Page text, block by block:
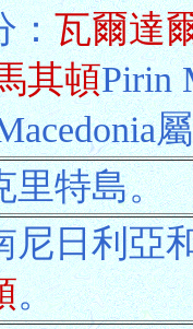
：瓦爾達
其頓Pirin
里特島。
尼日利亞
。